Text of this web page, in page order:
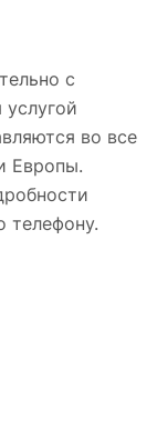
с
услугой
во все
Европы.
телефону.